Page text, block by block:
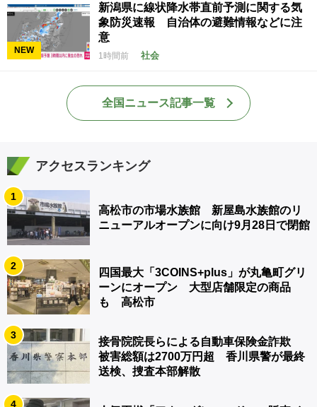
NEW
新潟県に線状降水帯直前予測に関する気
象防災速報 自治体の避難情報などに注
意
1時間前 社会
全国ニュース記事一覧
アクセスランキング
1
高松市の市場水族館 新屋島水族館のリ
ニューアルオープンに向け9月28日で閉館
2
四国最大「3COINS+plus」が丸亀町グリ
ーンにオープン 大型店舗限定の商品
も 高松市
3
接骨院院長らによる自動車保険金詐欺
被害総額は2700万円超 香川県警が最終
送検、捜査本部解散
4